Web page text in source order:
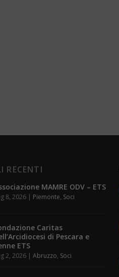
RECENTI
MAMRE ODV – ETS
8, 2026| Piemonte, Soci
Caritas
di Pescara e
ETS
2, 2026| Abruzzo, Soci